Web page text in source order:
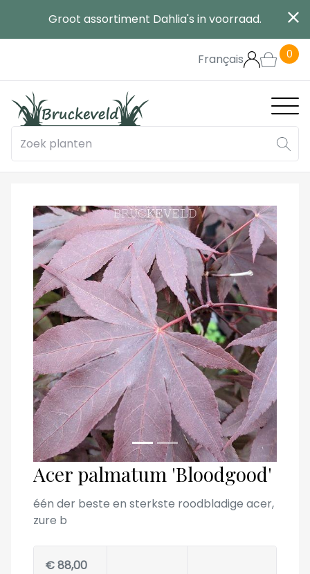
naar
gaan
Groot assortiment Dahlia's in voorraad.
Français 0
Main
Acer palmatum 'Bloodgood'
één der beste en sterkste roodbladige acer,
zure b
€ 88,00